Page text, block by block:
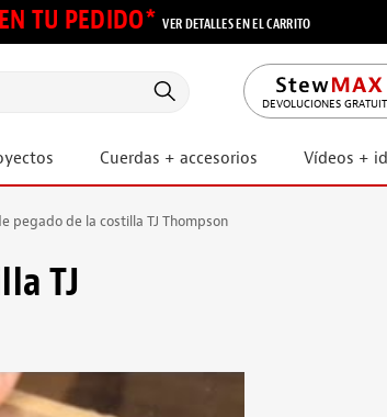
TU PEDIDO*VER DETALLES EN EL CARRITO
DEVOLUCIONES
Cuerdas + accesorios Vídeos +
pegado de la costilla TJ Thompson
TJ